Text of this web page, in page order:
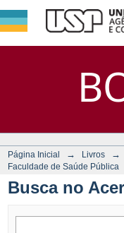
Página Inicial → Livros →
Faculdade de Saúde Pública
Busca no